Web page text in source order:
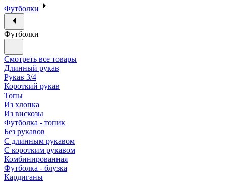
Футболки
Футболки
Смотреть все товары
Длинный рукав
Рукав 3/4
Короткий рукав
Топы
Из хлопка
Из вискозы
Футболка - топик
Без рукавов
С длинным рукавом
С коротким рукавом
Комбинированная
Футболка - блузка
Кардиганы